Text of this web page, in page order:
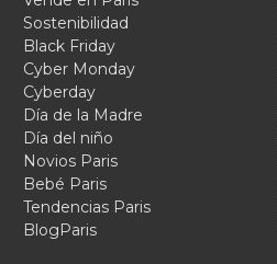
Sostenibilidad
Black Friday
Cyber Monday
Cyberday
Día de la Madre
Día del niño
Novios Paris
Bebé Paris
Tendencias Paris
BlogParis